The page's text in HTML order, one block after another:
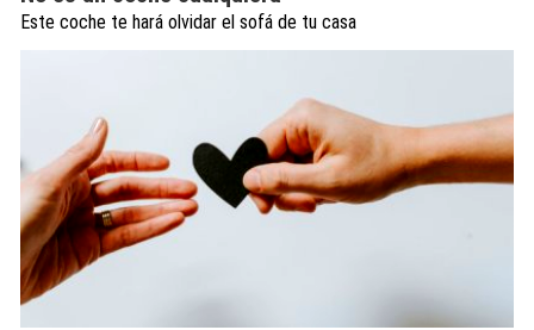
Este coche te hará olvidar el sofá de tu casa